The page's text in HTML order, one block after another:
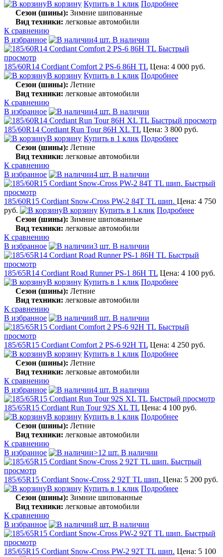
В корзину Купить в 1 клик Подробнее
Сезон (шины): Зимние шипованные
Вид техники: легковые автомобили
К сравнению
В избранное
4 шт. В наличии
Быстрый
просмотр
185/60R14 Cordiant Comfort 2 PS-6 86H TL Цена: 4 000 руб.
В корзину Купить в 1 клик Подробнее
Сезон (шины): Летние
Вид техники: легковые автомобили
К сравнению
В избранное
4 шт. В наличии
Быстрый просмотр
185/60R14 Cordiant Run Tour 86H XL TL Цена: 3 800 руб.
В корзину Купить в 1 клик Подробнее
Сезон (шины): Летние
Вид техники: легковые автомобили
К сравнению
В избранное
4 шт. В наличии
Быстрый
просмотр
185/60R15 Cordiant Snow-Cross PW-2 84T TL шип. Цена: 4 750
руб.
В корзину Купить в 1 клик Подробнее
Сезон (шины): Зимние шипованные
Вид техники: легковые автомобили
К сравнению
В избранное
3 шт. В наличии
Быстрый
просмотр
185/65R14 Cordiant Road Runner PS-1 86H TL Цена: 4 100 руб.
В корзину Купить в 1 клик Подробнее
Сезон (шины): Летние
Вид техники: легковые автомобили
К сравнению
В избранное
8 шт. В наличии
Быстрый
просмотр
185/65R15 Cordiant Comfort 2 PS-6 92H TL Цена: 4 250 руб.
В корзину Купить в 1 клик Подробнее
Сезон (шины): Летние
Вид техники: легковые автомобили
К сравнению
В избранное
4 шт. В наличии
Быстрый просмотр
185/65R15 Cordiant Run Tour 92S XL TL Цена: 4 100 руб.
В корзину Купить в 1 клик Подробнее
Сезон (шины): Летние
Вид техники: легковые автомобили
К сравнению
В избранное
>12 шт. В наличии
Быстрый
просмотр
185/65R15 Cordiant Snow-Cross 2 92T TL шип. Цена: 5 200 руб.
В корзину Купить в 1 клик Подробнее
Сезон (шины): Зимние шипованные
Вид техники: легковые автомобили
К сравнению
В избранное
8 шт. В наличии
Быстрый
просмотр
185/65R15 Cordiant Snow-Cross PW-2 92T TL шип. Цена: 5 100